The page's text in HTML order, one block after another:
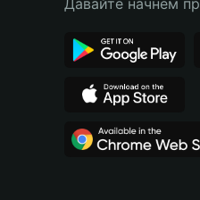
Давайте начнем